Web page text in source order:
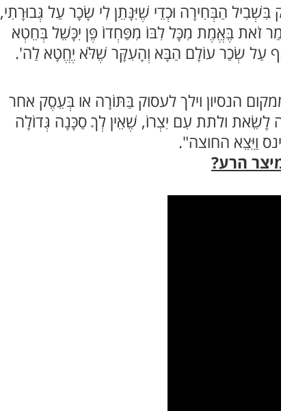
הַבְּחִירָה וּכְדֵי שֶׁיִּנָּתֵן לִי שָׂכָר עַל גְּבוּרָתִי,
זֹאת בֶּאֱמֶת מִכָּל לִבּוֹ מִפַּחְדוֹ פֶּן יִכָּשֵׁל בְּחֵטְא
אַף עַל שְׂכַר עוֹלָם הַבָּא וְהָעִקָּר שֶׁלֹּא יֶחֱטָא לַה'.
הנסיון וילך לעסוק בַּתּוֹרָה או בְּעֵסֶק אחר
ולתת עִם יִצְרוֹ, שֶׁאֵין לְךָ סַכָּנָה גְּדוֹלָה
וַיֵּצֵא החוצה".
הרע?